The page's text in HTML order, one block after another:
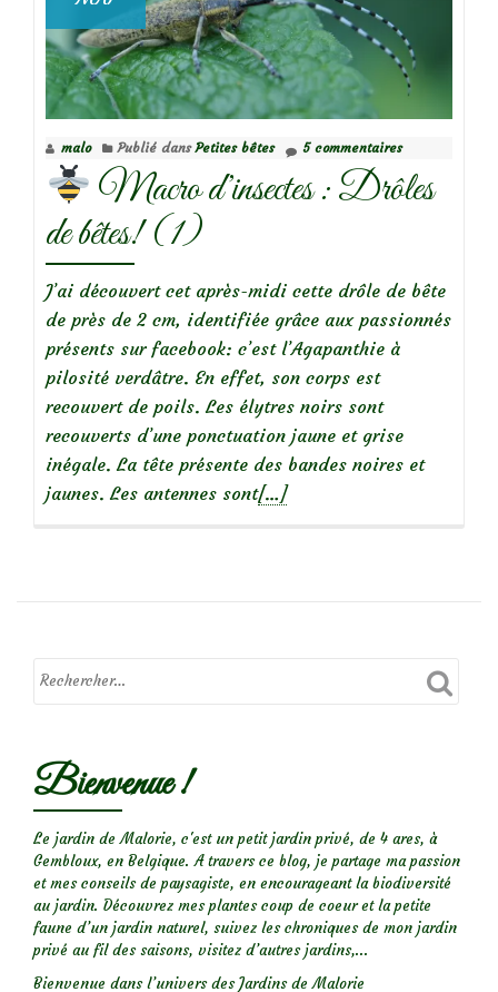
malo Publié dansPetites bêtes 5 commentaires
Macro d’insectes : Drôles
de bêtes! (1)
J’ai découvert cet après-midi cette drôle de bête
de près de 2 cm, identifiée grâce aux passionnés
présents sur facebook: c’est l’Agapanthie à
pilosité verdâtre. En effet, son corps est
recouvert de poils. Les élytres noirs sont
recouverts d’une ponctuation jaune et grise
inégale. La tête présente des bandes noires et
jaunes. Les antennes sontEn
d’insectes
[…]
Bienvenue !
Le jardin de Malorie, c'est un petit jardin privé, de 4 ares, à
Gembloux, en Belgique. A travers ce blog, je partage ma passion
et mes conseils de paysagiste, en encourageant la biodiversité
au jardin. Découvrez mes plantes coup de coeur et la petite
faune d’un jardin naturel, suivez les chroniques de mon jardin
privé au fil des saisons, visitez d’autres jardins,...
Bienvenue dans l’univers des Jardins de Malorie